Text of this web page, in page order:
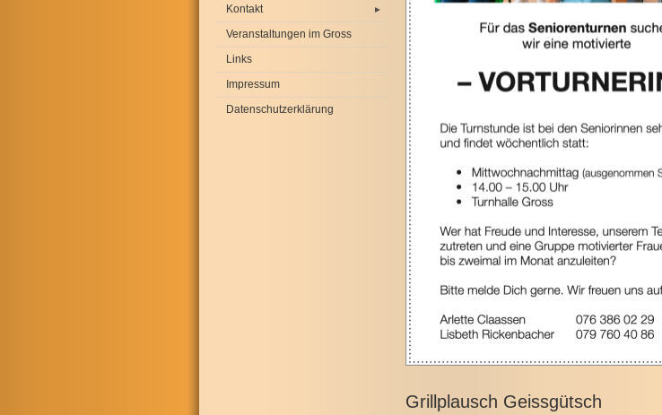
Kontakt
►
Veranstaltungen im Gross
Links
Impressum
Datenschutzerklärung
Grillplausch Geissgütsch